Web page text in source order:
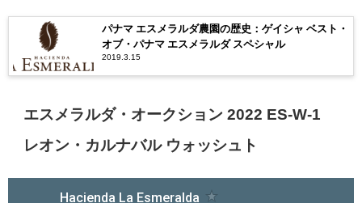
パナマ エスメラルダ農園の歴史：ゲイシャ ベスト・
オブ・パナマ エスメラルダ スペシャル
2019.3.15
エスメラルダ・オークション 2022 ES-W-1
レオン・カルナバル ウォッシュト